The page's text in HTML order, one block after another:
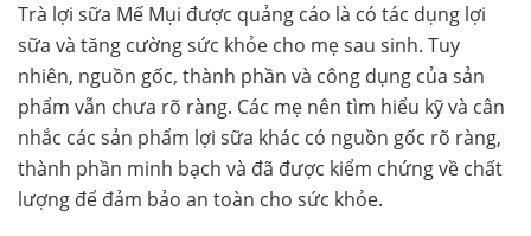
Trà lợi sữa Mế Mụi được quảng cáo là có tác dụng lợi
sữa và tăng cường sức khỏe cho mẹ sau sinh. Tuy
nhiên, nguồn gốc, thành phần và công dụng của sản
phẩm vẫn chưa rõ ràng. Các mẹ nên tìm hiểu kỹ và cân
nhắc các sản phẩm lợi sữa khác có nguồn gốc rõ ràng,
thành phần minh bạch và đã được kiểm chứng về chất
lượng để đảm bảo an toàn cho sức khỏe.